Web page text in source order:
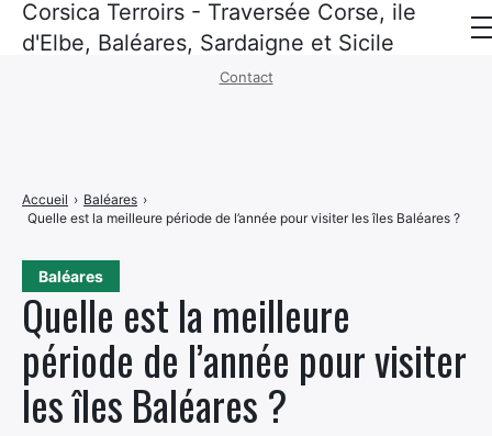
Baléares
Quelle est la meilleure
période de l’année pour visiter
les îles Baléares ?
Accueil › Baléares ›
Quelle est la meilleure période de l’année pour visiter les îles Baléares ?
Corsica Terroirs - Traversée Corse, ile
d'Elbe, Baléares, Sardaigne et Sicile
Sicile
ile d’elbe
Croisières
Recettes corses
Politique de confidentialité
Mentions légales · Politique de confidentialité
Contact